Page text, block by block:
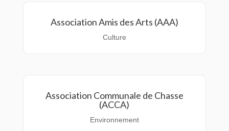
Association Amis des Arts (AAA)
Culture
Association Communale de Chasse
(ACCA)
Environnement